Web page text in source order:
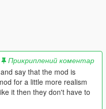
Прикриплений коментар
say that the mod is
for a little more realism
it then they don't have to